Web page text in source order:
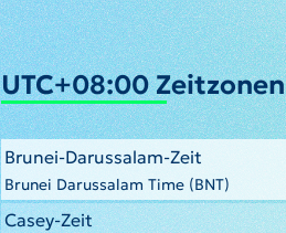
UTC+08:00 Zeitzonen
Brunei-Darussalam-Zeit
Brunei Darussalam Time (BNT)
Casey-Zeit